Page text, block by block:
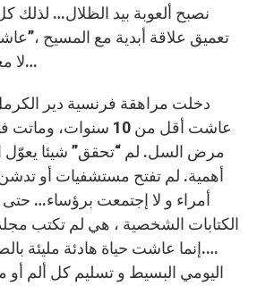
نصبح ألعوبة بيد الظلال… لذلك
تعميق علاقة أبدية مع المسيح
لا معنى له و لا فائدة منه…
دخلت مراهقة فرنسية دير
مرض السل. لم “تحقق” شيئا يعوّل
أهمية. لم تفتح مستشفيات أو
أمراء و لا إجتمعت برؤساء…
الكتابات الشخصية ، هي لم تكتب
….إنما عاشت حياة هادئة مليئة
اليومي البسيط و تسليم كل ألم أو